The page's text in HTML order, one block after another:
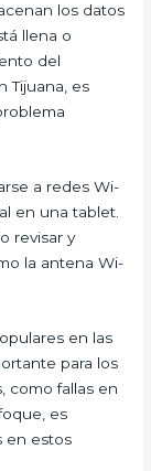
los datos
llena o
del
Tijuana, es
a redes Wi-
en una tablet.
revisar y
la antena Wi-
en las
para los
como fallas en
es
en estos